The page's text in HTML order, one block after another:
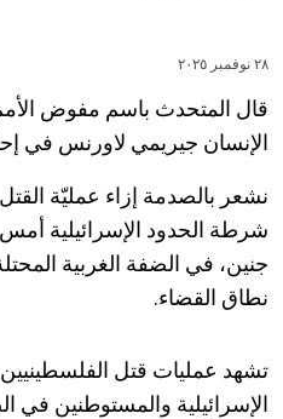
٢٨ نوفمبر ٢٠٢٥
قال المتحدث باسم مفوض
الإنسان جيريمي لاورنس في
نشعر بالصدمة إزاء عمليّة القتل
شرطة الحدود الإسرائيلية
جنين، في الضفة الغربية
نطاق القضاء.
تشهد عمليات قتل
الإسرائيلية والمستوطنين في